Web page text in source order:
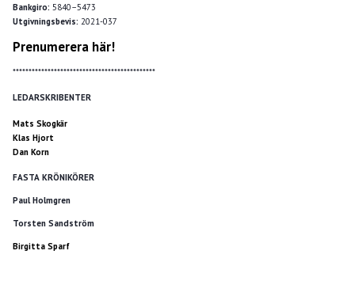
Bankgiro: 5840–5473
Utgivningsbevis: 2021-037
Prenumerera här!
*********************************************
LEDARSKRIBENTER
Mats Skogkär
Klas Hjort
Dan Korn
FASTA KRÖNIKÖRER
Paul Holmgren
Torsten Sandström
Birgitta Sparf